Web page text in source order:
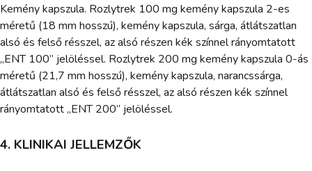
Kemény kapszula. Rozlytrek 100 mg kemény kapszula 2-es
méretű (18 mm hosszú), kemény kapszula, sárga, átlátszatlan
alsó és felső résszel, az alsó részen kék színnel rányomtatott
„ENT 100” jelöléssel. Rozlytrek 200 mg kemény kapszula 0-ás
méretű (21,7 mm hosszú), kemény kapszula, narancssárga,
átlátszatlan alsó és felső résszel, az alsó részen kék színnel
rányomtatott „ENT 200” jelöléssel.
4. KLINIKAI JELLEMZŐK